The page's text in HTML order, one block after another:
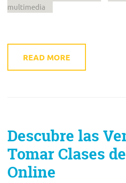
multimedia
READ MORE
Descubre las
Tomar Clases
Online